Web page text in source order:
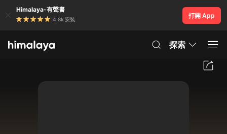
Himalaya-有聲書
4.8k 安裝
打開 App
探索